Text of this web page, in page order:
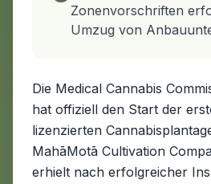
Zonenvorschriften
Umzug von
Die Medical Cannabis
hat offiziell den Start der
lizenzierten
MahāMotā Cultivation
erhielt nach erfolgreicher